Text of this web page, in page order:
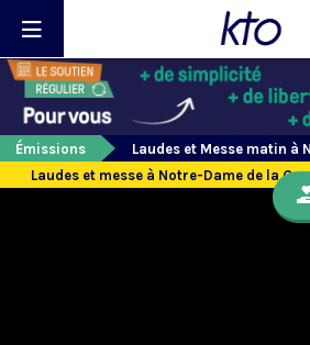
Émissions
Laudes et Messe matin à
Laudes et messe à Notre-Dame de la